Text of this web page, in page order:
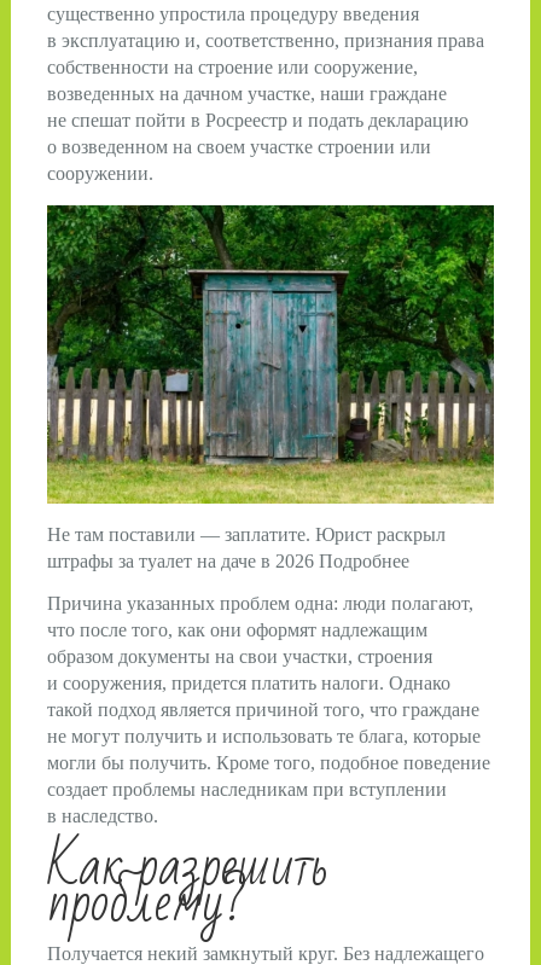
существенно упростила процедуру введения
в эксплуатацию и, соответственно, признания права
собственности на строение или сооружение,
возведенных на дачном участке, наши граждане
не спешат пойти в Росреестр и подать декларацию
о возведенном на своем участке строении или
сооружении.
Не там поставили — заплатите. Юрист раскрыл
штрафы за туалет на даче в 2026 Подробнее
Причина указанных проблем одна: люди полагают,
что после того, как они оформят надлежащим
образом документы на свои участки, строения
и сооружения, придется платить налоги. Однако
такой подход является причиной того, что граждане
не могут получить и использовать те блага, которые
могли бы получить. Кроме того, подобное поведение
создает проблемы наследникам при вступлении
в наследство.
Как разрешить
проблему?
Получается некий замкнутый круг. Без надлежащего